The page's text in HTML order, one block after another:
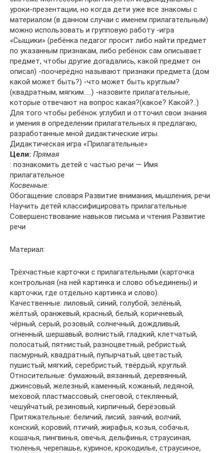
уроки-презентации, но когда дети уже все знакомы с
материалом (в данном случаи с именем прилагательным)
можно использовать и групповую работу -игра
«Сыщики» (ребёнка педагог просит либо найти предмет
по указанным признакам, либо ребёнок сам описывает
предмет, чтобы другие догадались, какой предмет он
описал) -поочерёдно называют признаки предмета (дом
какой может быть?) -что может быть круглым?
(квадратным, мягким…..) -назовите прилагательные,
которые отвечают на вопрос какая?(какое? Какой?..)
Для того чтобы ребёнок углубил и отточил свои знания
и умения в определении прилагательных я предлагаю,
разработанные мной дидактические игры.
Дидактическая игра «Прилагательные»
Цели: Прямая
: познакомить детей с частью речи — Имя
прилагательное
Косвенные:
Обогащение словаря Развитие внимания, мышления, речи
Научить детей классифицировать прилагательные
Совершенствование навыков письма и чтения Развитие
речи
Материал:
Трёхчастные карточки с прилагательными (карточка
контрольная (на ней картинка и слово объединены) и
карточки, где отдельно картинка и слово).
Качественные: лиловый, синий, голубой, зелёный,
жёлтый, оранжевый, красный, белый, коричневый,
чёрный, серый, розовый, солнечный, дождливый,
огненный, шершавый, волнистый, гладкий, клетчатый,
полосатый, пятнистый, разноцветный, ребристый,
пасмурный, квадратный, пупырчатый, цветастый,
пушистый, мягкий, серебристый, твёрдый, круглый.
Относительные: бумажный, вязанный, деревянный,
джинсовый, железный, каменный, кожаный, ледяной,
меховой, пластмассовый, снеговой, стеклянный,
чешуйчатый, резиновый, кирпичный, берёзовый.
Притяжательные: беличий, лисий, заячий, волчий,
конский, коровий, птичий, жирафья, козья, собачья,
кошачья, пингвинья, овечья, дельфинья, страусиная,
тюленья, черепашье, куриное, крокодилье, страусиное,